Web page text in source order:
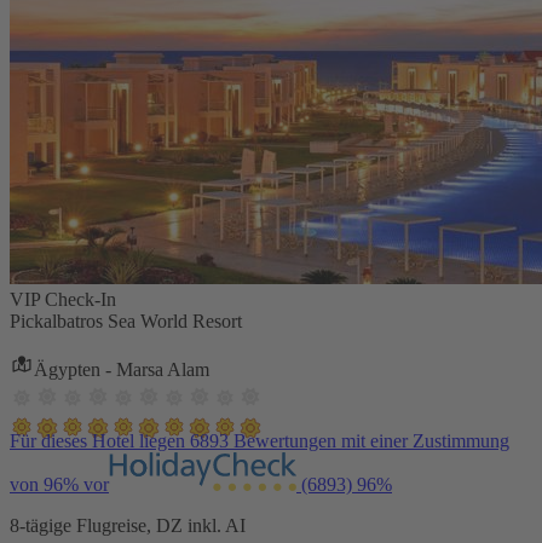
VIP Check-In
Pickalbatros Sea World Resort
Ägypten - Marsa Alam
Für dieses Hotel liegen 6893 Bewertungen mit einer Zustimmung
von 96% vor (6893) 96%
8-tägige Flugreise, DZ inkl. AI